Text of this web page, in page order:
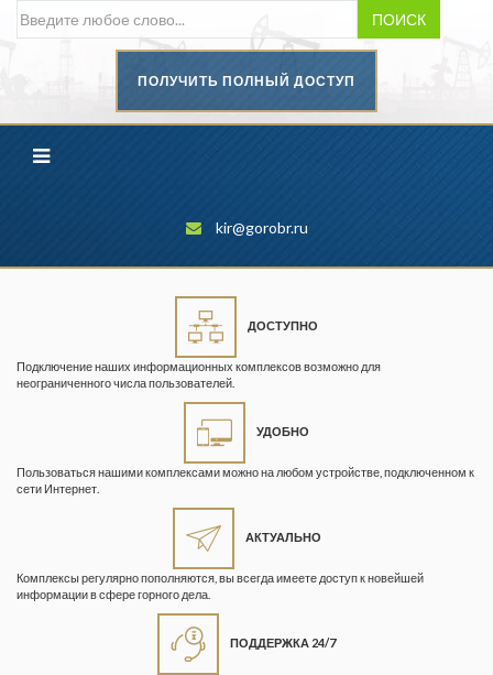
ПОИСК
ПОЛУЧИТЬ ПОЛНЫЙ ДОСТУП
kir@gorobr.ru
ДОСТУПНО
Подключение наших информационных комплексов возможно для
неограниченного числа пользователей.
УДОБНО
Пользоваться нашими комплексами можно на любом устройстве, подключенном к
сети Интернет.
АКТУАЛЬНО
Комплексы регулярно пополняются, вы всегда имеете доступ к новейшей
информации в сфере горного дела.
ПОДДЕРЖКА 24/7
промышленности
Геопрофи
Горнопромышленные ведомости
Кузбасса. Информационный
безопасность»